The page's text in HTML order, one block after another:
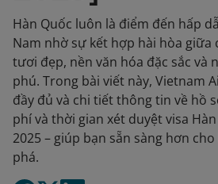
Hàn Quốc luôn là điểm đến hấp
Nam nhờ sự kết hợp hài hòa giữa
tươi đẹp, nền văn hóa đặc sắc và
phú. Trong bài viết này, Vietnam
đầy đủ và chi tiết thông tin về hồ
phí và thời gian xét duyệt visa
2025 – giúp bạn sẵn sàng hơn
phá.